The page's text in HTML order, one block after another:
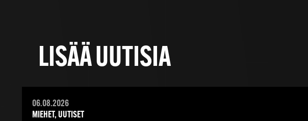
LISÄÄ UUTISIA
06.08.2026
MIEHET, UUTISET